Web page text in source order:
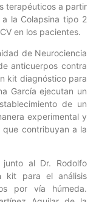
terapéuticos a partir
la Colapsina tipo 2
en los pacientes.
de Neurociencia
anticuerpos contra
kit diagnóstico para
García ejecutan un
de un
experimental y
contribuyan a la
al Dr. Rodolfo
kit para el análisis
por vía húmeda.